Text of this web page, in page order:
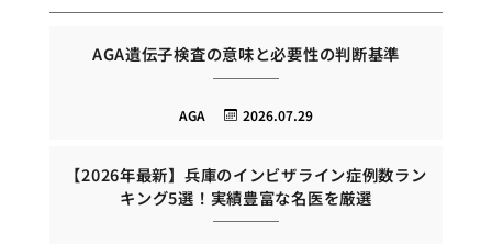
AGA遺伝子検査の意味と必要性の判断基準
2026.07.29
AGA
【2026年最新】兵庫のインビザライン症例数ラン
キング5選！実績豊富な名医を厳選